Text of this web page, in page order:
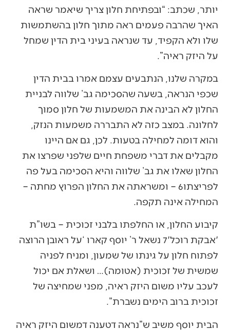
יותר, שכתב: “ובפתיחת חלון צריך שיאמר שראה
האיך שהרבה פעמים ראה מתוך חלון בהשתמשות
שלו ולא הקפיד, עד שנראה בעיני בית הדין שמחל
על היזק ראיה”.
במקרה שלנו, הנתבעים עצמם אמרו בבית הדין
שכפי הנראה, בשעה שהסכימה גב’ שלווה לבניית
החלון לא הבינה את המשמעות של חלון סמוך
לחלונה. במצב כזה לא התבררה משמעות הנזק,
והוא דומה למחילה בטעות. לכן, גם אם היינו
מקבלים את דברי משפחת חיים שלפני שפרצו את
החלון שאלו את גב’ שלווה והיא הסכימה בעל פה
לפריצתו6 – ומשראתה את החלון הפרוץ מחתה –
המחילה אינה תקפה.
קיבוע החלון, או החלפתו בלבני זכוכית – בשו”ת
'אבקת רוכל'7 נשאל ר’ יוסף קארו ‘על ראובן הרוצה
לפתוח חלון על גינתו של שמעון, ומניח לפניה
שמשית של זכוכית (אטומה)… ושאלת אם יכול
לעכב עליו משום היזק ראיה, מפני שמחיצה של
זכוכית ברוב הימים נשברת”.
הבית יוסף משיב ש”נראה דטענה דמשום היזק ראיה